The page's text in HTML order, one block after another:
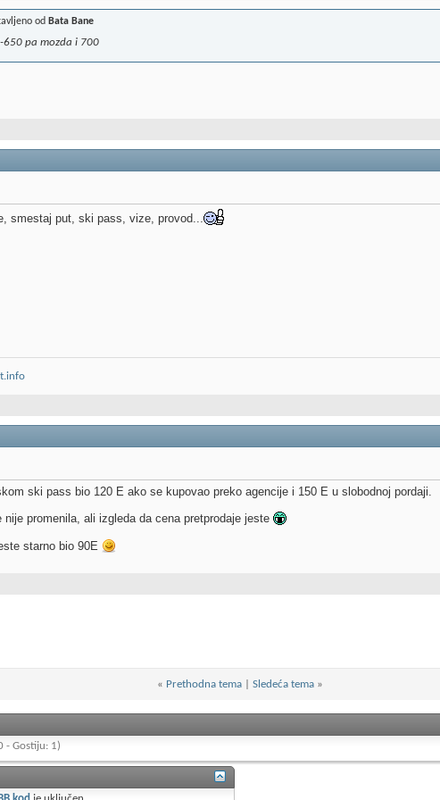
od Bata Bane
650 pa mozda i 700
smestaj put, ski pass, vize, provod...
ski pass bio 120 E ako se kupovao preko agencije i 150 E u slobodnoj pordaji.
nije promenila, ali izgleda da cena pretprodaje jeste
starno bio 90E
« Prethodna tema Sledeća tema »
- Gostiju: 1)